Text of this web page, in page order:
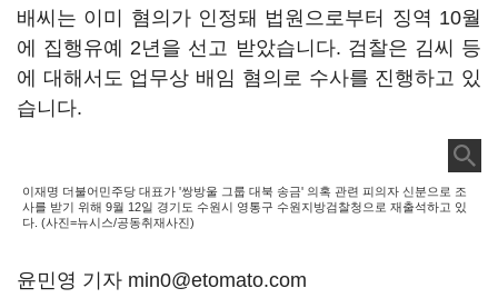
배씨는 이미 혐의가 인정돼 법원으로부터 징역 10월
에 집행유예 2년을 선고 받았습니다. 검찰은 김씨 등
에 대해서도 업무상 배임 혐의로 수사를 진행하고 있
습니다.
이재명 더불어민주당 대표가 '쌍방울 그룹 대북 송금' 의혹 관련 피의자 신분으로 조
사를 받기 위해 9월 12일 경기도 수원시 영통구 수원지방검찰청으로 재출석하고 있
다. (사진=뉴시스/공동취재사진)
윤민영 기자 min0@etomato.com